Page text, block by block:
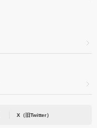
X（旧Twitter）